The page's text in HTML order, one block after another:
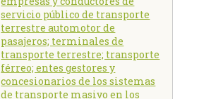
servicio público de transporte
terrestre automotor de
pasajeros; terminales de
transporte terrestre; transporte
férreo; entes gestores y
concesionarios de los sistemas
de transporte masivo en los